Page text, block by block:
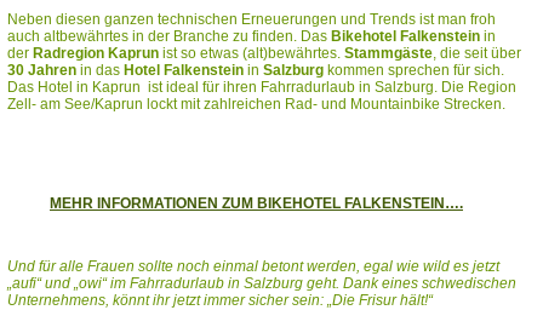
Neben diesen ganzen technischen Erneuerungen und Trends ist man froh
auch altbewährtes in der Branche zu finden. Das Bikehotel Falkenstein in
der Radregion Kaprun ist so etwas (alt)bewährtes. Stammgäste, die seit über
30 Jahren in das Hotel Falkenstein in Salzburg kommen sprechen für sich.
Das Hotel in Kaprun ist ideal für ihren Fahrradurlaub in Salzburg. Die Region
Zell- am See/Kaprun lockt mit zahlreichen Rad- und Mountainbike Strecken.
MEHR INFORMATIONEN ZUM BIKEHOTEL FALKENSTEIN….
Und für alle Frauen sollte noch einmal betont werden, egal wie wild es jetzt
„aufi“ und „owi“ im Fahrradurlaub in Salzburg geht. Dank eines schwedischen
Unternehmens, könnt ihr jetzt immer sicher sein: „Die Frisur hält!“